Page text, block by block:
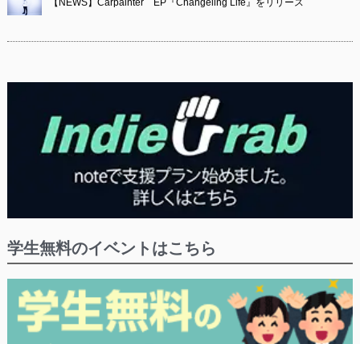
学生無料のイベントはこちら